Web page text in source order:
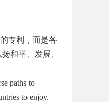
专利，而是各
和平、发展、
paths to
to enjoy.